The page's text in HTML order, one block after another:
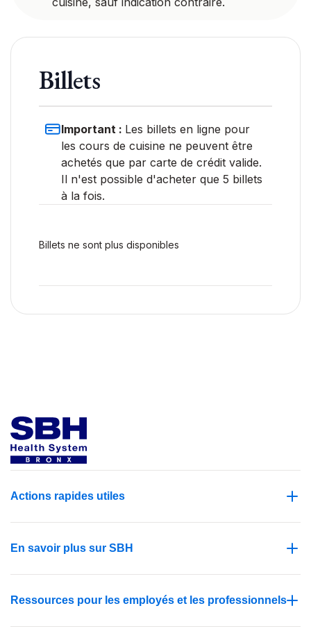
Billets
Important : Les billets en ligne pour
les cours de cuisine ne peuvent être
achetés que par carte de crédit valide.
Il n'est possible d'acheter que 5 billets
à la fois.
Billets ne sont plus disponibles
Actions rapides utiles
En savoir plus sur SBH
Ressources pour les employés et les professionnels